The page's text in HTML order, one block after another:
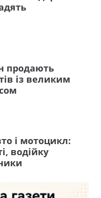
продають
із великим
і мотоцикл:
водійку